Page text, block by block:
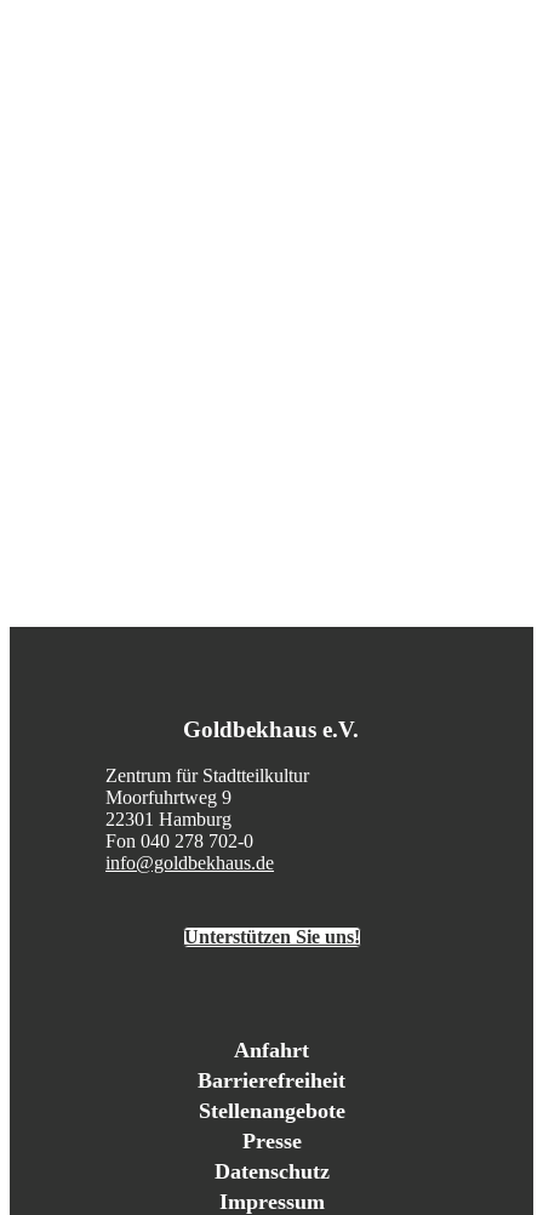
Goldbekhaus e.V.
Zentrum für Stadtteilkultur
Moorfuhrtweg 9
22301 Hamburg
Fon 040 278 702-0
info@goldbekhaus.de
Unterstützen Sie uns!
Anfahrt
Barrierefreiheit
Stellenangebote
Presse
Datenschutz
Impressum